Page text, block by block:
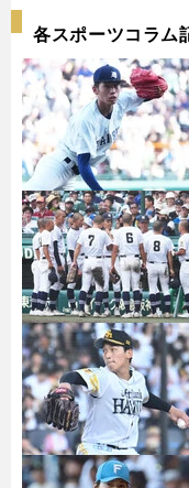
各スポーツコラム